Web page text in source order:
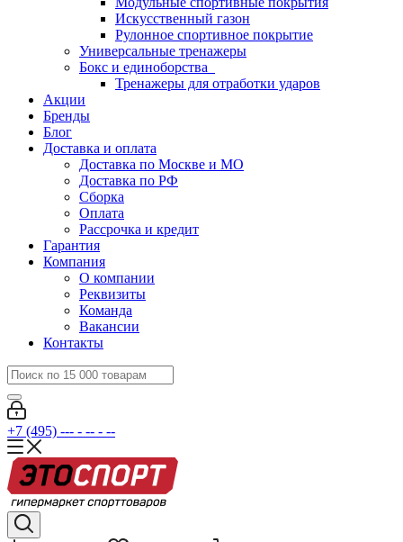
Искусственный газон
Рулонное спортивное покрытие
Универсальные тренажеры
Бокс и единоборства
Тренажеры для отработки ударов
Акции
Бренды
Блог
Доставка и оплата
Доставка по Москве и МО
Доставка по РФ
Сборка
Оплата
Рассрочка и кредит
Гарантия
Компания
О компании
Реквизиты
Команда
Вакансии
Контакты
+7 (495) --- - -- - --